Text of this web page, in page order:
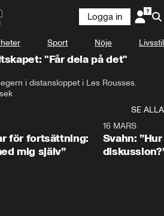
Logga in
Sport Nöje Livsstil
"Får dela på det"
i distansloppet i Les Rousses.
SE ALLA
för fortsättning:
mig själv”
16 MARS
Svahn: